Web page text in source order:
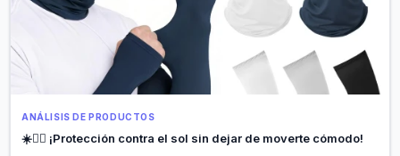
ANÁLISIS DE PRODUCTOS
☀️🏃‍♂️ ¡Protección contra el sol sin dejar de moverte cómodo!